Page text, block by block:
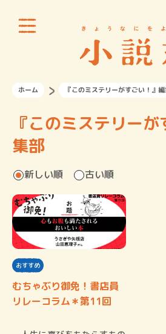
ホーム 『このミステリーがすごい！』
『このミステリー
集部
新しい順 古い順
おすすめ
むちゃぶり御免！書店員
リレーコラム＊第11回